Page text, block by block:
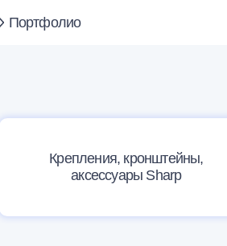
Портфолио
Крепления, кронштейны,
аксессуары Sharp